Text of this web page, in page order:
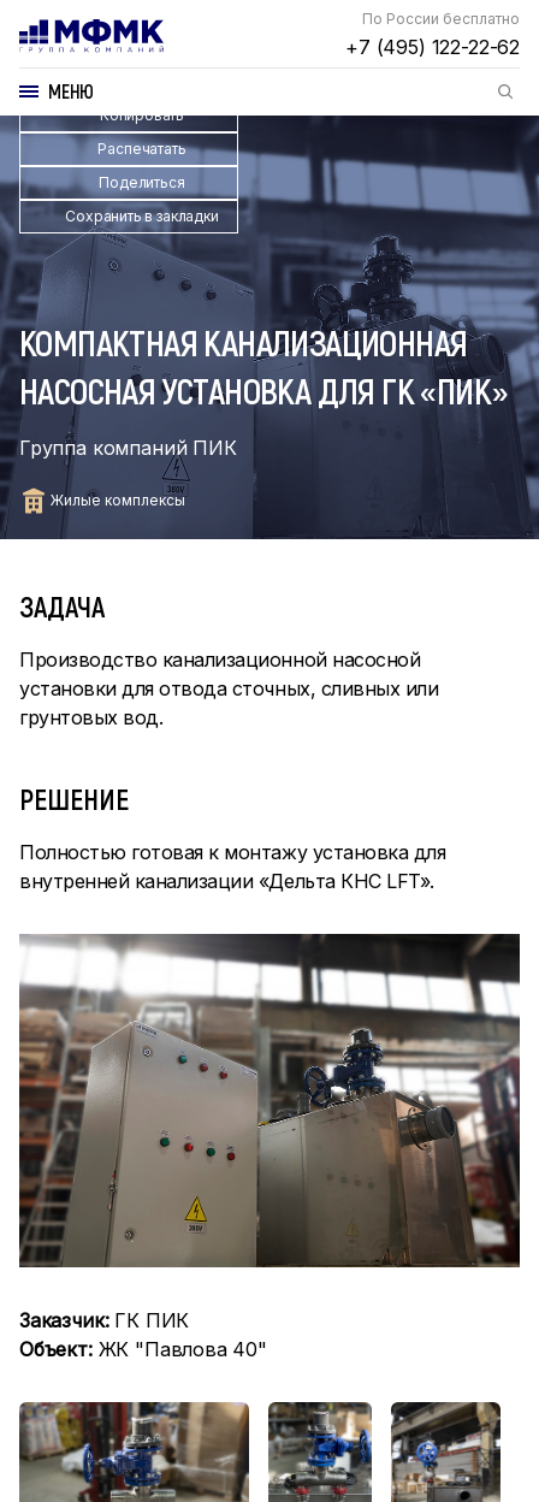
По России бесплатно
+7 (495) 122-22-62
МЕНЮ
Копировать
Распечатать
Поделиться
Сохранить в закладки
КОМПАКТНАЯ КАНАЛИЗАЦИОННАЯ
НАСОСНАЯ УСТАНОВКА ДЛЯ ГК «ПИК»
Группа компаний ПИК
Жилые комплексы
ЗАДАЧА
Производство канализационной насосной
установки для отвода сточных, сливных или
грунтовых вод.
РЕШЕНИЕ
Полностью готовая к монтажу установка для
внутренней канализации «Дельта КНС LFT».
Заказчик:ГК ПИК
Объект:ЖК "Павлова 40"